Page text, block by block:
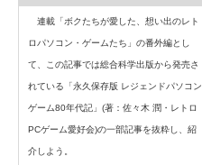
連載「ボクたちが愛した、想い出のレト
ロパソコン・ゲームたち」の番外編とし
て、この記事では総合科学出版から発売さ
れている「永久保存版 レジェンドパソコン
ゲーム80年代記」(著：佐々木 潤・レトロ
PCゲーム愛好会)の一部記事を抜粋し、紹
介しよう。